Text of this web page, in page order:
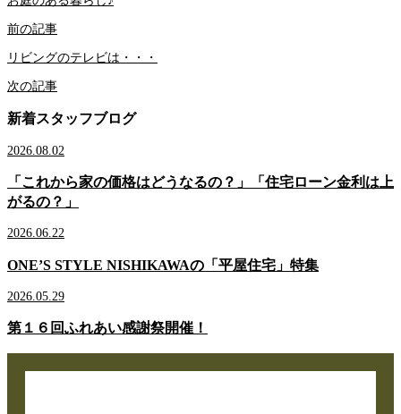
前の記事
リビングのテレビは・・・
次の記事
新着スタッフブログ
2026.08.02
「これから家の価格はどうなるの？」「住宅ローン金利は上
がるの？」
2026.06.22
ONE’S STYLE NISHIKAWAの「平屋住宅」特集
2026.05.29
第１６回ふれあい感謝祭開催！